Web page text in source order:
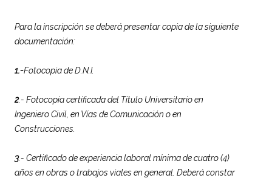
Para la inscripción se deberá presentar copia de la siguiente
documentación:
1.-Fotocopia de D.N.I.
2.- Fotocopia certificada del Título Universitario en
Ingeniero Civil, en Vías de Comunicación o en
Construcciones.
3.- Certificado de experiencia laboral mínima de cuatro (4)
años en obras o trabajos viales en general. Deberá constar